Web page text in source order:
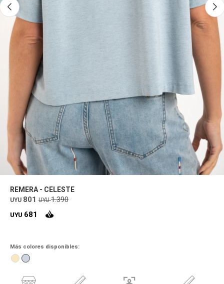
REMERA - CELESTE
UYU 801 UYU 1.390
UYU 681
Más colores disponibles: